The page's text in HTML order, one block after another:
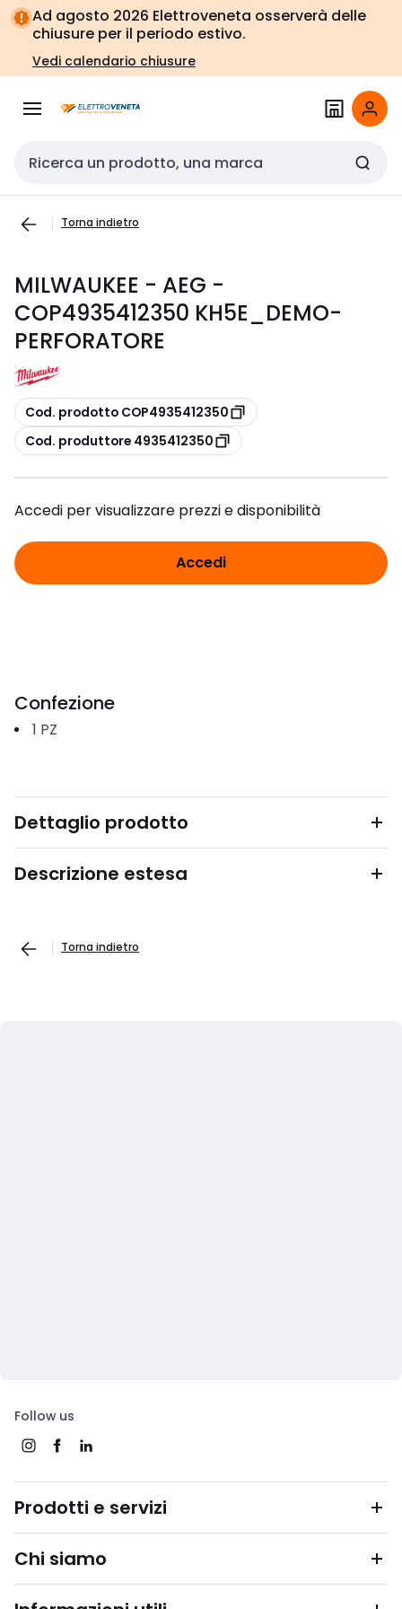
Vai alla
navigazione
Vai
alla
pagina
Ad agosto 2026 Elettroveneta osserverà delle
chiusure per il periodo estivo.
Vedi calendario chiusure
Cerca input
Torna indietro
MILWAUKEE - AEG -
COP4935412350 KH5E_DEMO-
PERFORATORE
copia
Cod. prodotto COP4935412350
copia
Cod. produttore 4935412350
Accedi per visualizzare prezzi e disponibilità
Accedi
Confezione
1 PZ
Dettaglio prodotto
Descrizione estesa
Torna indietro
Follow us
Prodotti e servizi
Chi siamo